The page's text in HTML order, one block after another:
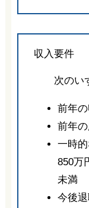
収入要件
次のいず
前年
前年
一時
850万
未満
今後